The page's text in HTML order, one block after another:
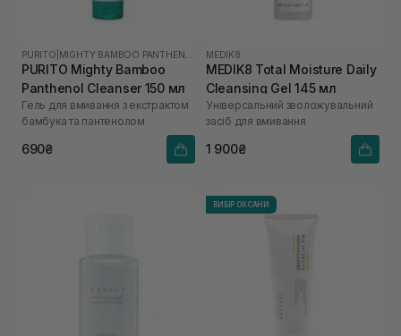
PURITO
PURITO Mighty Bamboo
Panthenol Cleanser 150 мл
Гель для вмивання з екстрактом
бамбука та пантенолом
690₴
MEDIK8
MEDIK8 Total Moisture Daily
Cleansing Gel 145 мл
Універсальний зволожувальний
засіб для вмивання
1 900₴
ВИБІР ОКСАНИ